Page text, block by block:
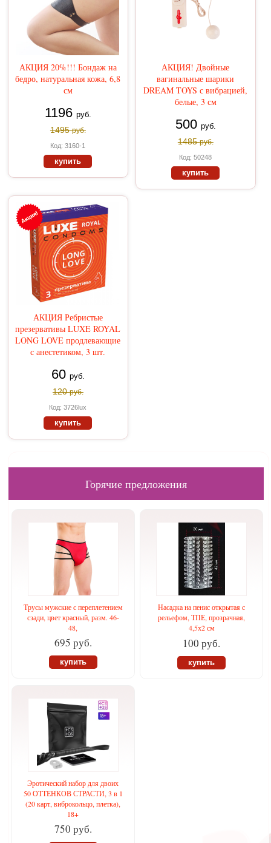
АКЦИЯ 20%!!! Бондаж на
бедро, натуральная кожа, 6,8
см
1196 руб.
1495руб.
Код: 3160-1
купить
АКЦИЯ! Двойные
вагинальные шарики
DREAM TOYS с вибрацией,
белые, 3 см
500 руб.
1485руб.
Код: 50248
купить
АКЦИЯ Ребристые
презервативы LUXE ROYAL
LONG LOVE продлевающие
с анестетиком, 3 шт.
60 руб.
120руб.
Код: 3726lux
купить
Горячие предложения
Трусы мужские с переплетением
сзади, цвет красный, разм. 46-
48,
695 руб.
купить
Насадка на пенис открытая с
рельефом, ТПЕ, прозрачная,
4,5х2 см
100 руб.
купить
Эротический набор для двоих
50 ОТТЕНКОВ СТРАСТИ, 3 в 1
(20 карт, виброкольцо, плетка),
18+
750 руб.